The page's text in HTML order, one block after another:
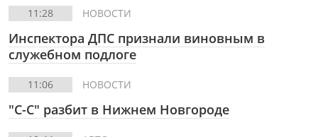
11:28 НОВОСТИ
Инспектора ДПС признали виновным в
служебном подлоге
11:06 НОВОСТИ
"С-С" разбит в Нижнем Новгороде